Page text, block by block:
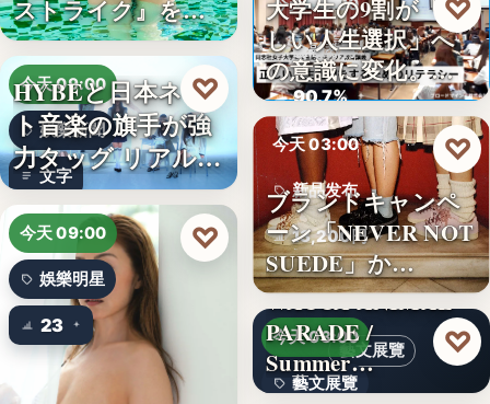
ストライク』を…
今天 09:00
娛樂新聞
文字
HYBEと日本ネッ
ト音楽の旗手が強
力タッグ リアル×
バー…
♡
今天 09:00
娛樂明星
23
♡
今天 03:00
金融教育
90.7%
大学生の9割が「正
しい人生選択」へ
の意識に変化。ブ
ロード…
♡
今天 03:00
新品发布
13,200円
ブランドキャンペ
ーン「NEVER NOT
SUEDE」か…
♡
藝文展覽
今天 03:00
藝文展覽
WACCA ANIMAL
PARADE /
Summer…
♡